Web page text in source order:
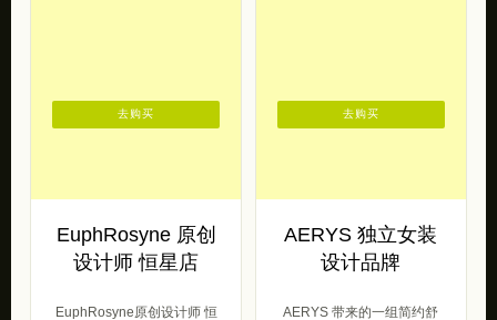
EuphRosyne 原创
设计师 恒星店
EuphRosyne原创设计师 恒
去购买
AERYS 独立女装
设计品牌
AERYS 带来的一组简约舒
去购买